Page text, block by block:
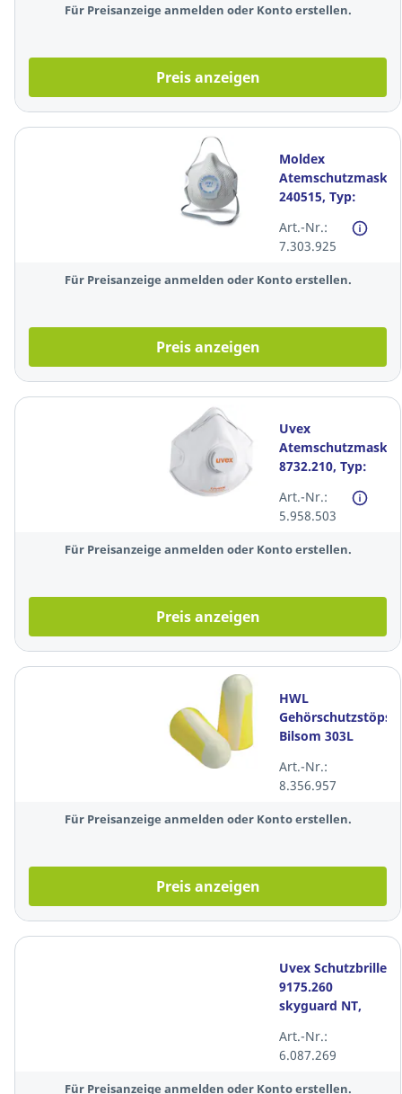
Für Preisanzeige anmelden oder Konto erstellen.
Preis anzeigen
Moldex
Atemschutzmaske
240515, Typ:
20 Stück
Art.-Nr.:
7.303.925
Für Preisanzeige anmelden oder Konto erstellen.
Preis anzeigen
Uvex
Atemschutzmaske
8732.210, Typ:
15 Stück
Art.-Nr.:
5.958.503
Für Preisanzeige anmelden oder Konto erstellen.
Preis anzeigen
HWL
Gehörschutzstöpsel
Bilsom 303L
32dB, weiß/gelb,
10 Paar
Art.-Nr.:
8.356.957
Für Preisanzeige anmelden oder Konto erstellen.
Preis anzeigen
Uvex Schutzbrille
9175.260
skyguard NT,
klar, gr/bl
Art.-Nr.:
6.087.269
Für Preisanzeige anmelden oder Konto erstellen.